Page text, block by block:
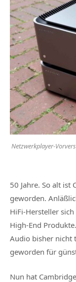
Netzwerkplayer-
50 Jahre. So alt ist
geworden.
HiFi-Hersteller
High-End
Audio bisher nicht
geworden für
Nun hat